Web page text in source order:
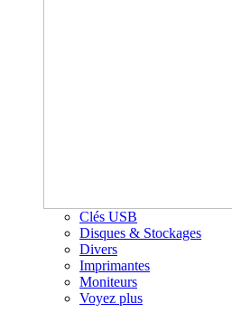
Clés USB
Disques & Stockages
Divers
Imprimantes
Moniteurs
Voyez plus